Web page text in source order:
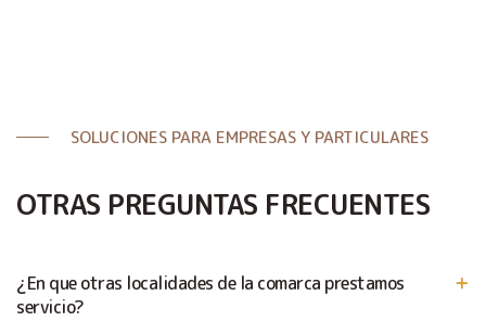
SOLUCIONES PARA EMPRESAS Y PARTICULARES
OTRAS PREGUNTAS FRECUENTES
¿En que otras localidades de la comarca prestamos
servicio?